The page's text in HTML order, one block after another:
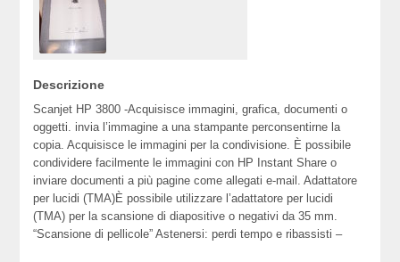
Descrizione
Scanjet HP 3800 -Acquisisce immagini, grafica, documenti o
oggetti. invia l’immagine a una stampante perconsentirne la
copia. Acquisisce le immagini per la condivisione. È possibile
condividere facilmente le immagini con HP Instant Share o
inviare documenti a più pagine come allegati e-mail. Adattatore
per lucidi (TMA)È possibile utilizzare l’adattatore per lucidi
(TMA) per la scansione di diapositive o negativi da 35 mm.
“Scansione di pellicole” Astenersi: perdi tempo e ribassisti –